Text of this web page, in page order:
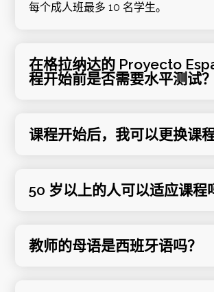
每个成人班最多 10 名学生。
在格拉纳达的 Proyecto
程开始前是否需要水平测试？
课程开始后，我可以更换课程
50 岁以上的人可以适应课程
教师的母语是西班牙语吗？